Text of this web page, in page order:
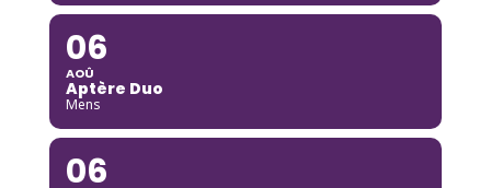
06
AOÛ
Aptère Duo
Mens
06